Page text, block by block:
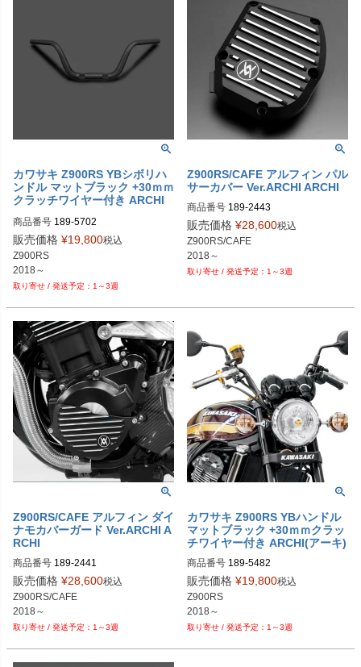
カワサキ Z900RS YBシボリハ
ンドル マットブラック +30ｍｍ
クラッチワイヤー付き ARCHI
商品番号 189-5702
販売価格 ¥19,800税込
Z900RS
2018～
1～3週
Z900RS/CAFE アルフィン パル
サーカバー Ver.ARCHI ARCHI
商品番号 189-2443
販売価格 ¥28,600税込
Z900RS/CAFE
2018～
1～3週
Z900RS/CAFE アルフィン ダイ
ナモカバーガード Ver.ARCHI A
RCHI
商品番号 189-2441
販売価格 ¥28,600税込
Z900RS/CAFE
2018～
1～3週
カワサキ Z900RS YBハンドル
マットブラック +30ｍｍクラッ
チワイヤー付き ARCHI(アーキ)
商品番号 189-5482
販売価格 ¥19,800税込
Z900RS
2018～
1～3週